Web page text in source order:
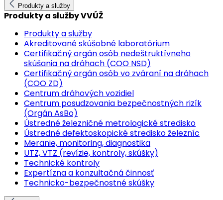
Produkty a služby
Produkty a služby VVÚŽ
Produkty a služby
Akreditované skúšobné laboratórium
Certifikačný orgán osôb nedeštruktívneho
skúšania na dráhach (COO NSD)
Certifikačný orgán osôb vo zváraní na dráhach
(COO ZD)
Centrum dráhových vozidiel
Centrum posudzovania bezpečnostných rizík
(Orgán AsBo)
Ústredné železničné metrologické stredisko
Ústredné defektoskopické stredisko železníc
Meranie, monitoring, diagnostika
UTZ, VTZ (revízie, kontroly, skúšky)
Technické kontroly
Expertízna a konzultačná činnosť
Technicko-bezpečnostné skúšky